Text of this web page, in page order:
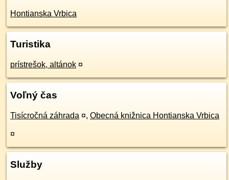
Hontianska Vrbica
Turistika
prístrešok, altánok ¤
Voľný čas
Tisícročná záhrada ¤, Obecná knižnica Hontianska Vrbica
¤
Služby